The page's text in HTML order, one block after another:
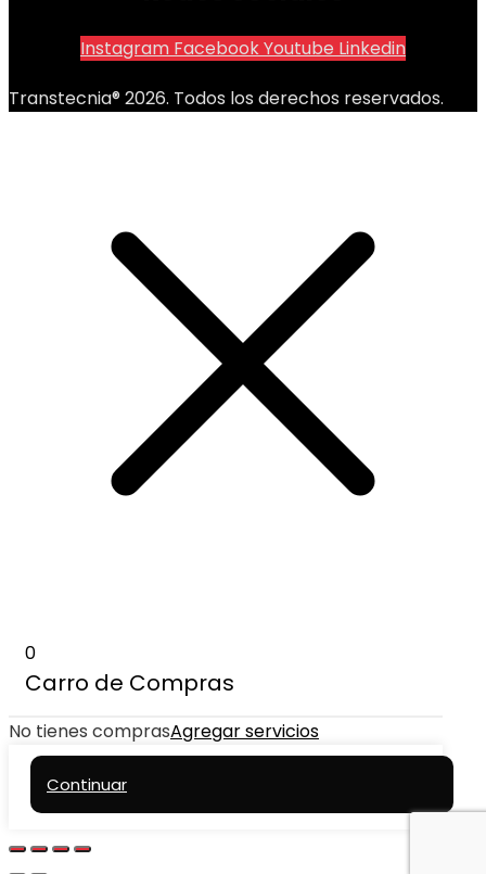
Instagram FacebookYoutube Linkedin
Transtecnia® 2026. Todos los derechos reservados.
0
Carro de Compras
No tienes comprasAgregar servicios
Continuar